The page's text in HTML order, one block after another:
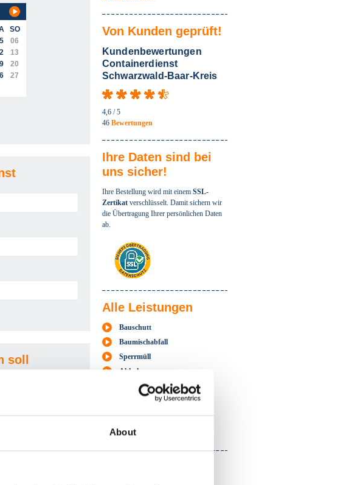
About
soll
Von Kunden geprüft!
Kundenbewertungen
Containerdienst
Schwarzwald-Baar-Kreis
4,6 / 5
46 Bewertungen
Ihre Daten sind bei
uns sicher!
Ihre Bestellung wird mit einem SSL-
Zertikat verschlüsselt. Damit sichern wir
die Übertragung Ihrer persönlichen Daten
ab.
Alle Leistungen
Bauschutt
Baumischabfall
Sperrmüll
Altholz
Gartenabfälle
Andere Abfälle
Alle Abfallarten